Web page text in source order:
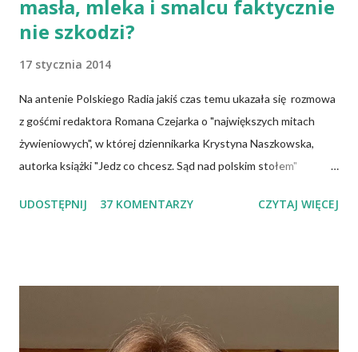
masła, mleka i smalcu faktycznie
nie szkodzi?
17 stycznia 2014
Na antenie Polskiego Radia jakiś czas temu ukazała się rozmowa
z gośćmi redaktora Romana Czejarka o "największych mitach
żywieniowych", w której dziennikarka Krystyna Naszkowska,
autorka książki "Jedz co chcesz. Sąd nad polskim stołem"
na temat żywności, często nie przedostaje się do opinii
Wiele podobnych w treści informacji znajduje się także w
Internecie. Można spotkać nawet specjalistów, którzy mają
UDOSTĘPNIJ 37 KOMENTARZY CZYTAJ WIĘCEJ